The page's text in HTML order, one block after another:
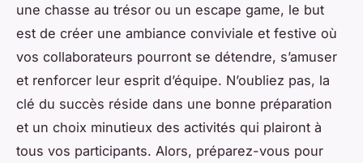
une chasse au trésor ou un escape game, le but
est de créer une ambiance conviviale et festive où
vos collaborateurs pourront se détendre, s’amuser
et renforcer leur esprit d’équipe. N’oubliez pas, la
clé du succès réside dans une bonne préparation
et un choix minutieux des activités qui plairont à
tous vos participants. Alors, préparez-vous pour